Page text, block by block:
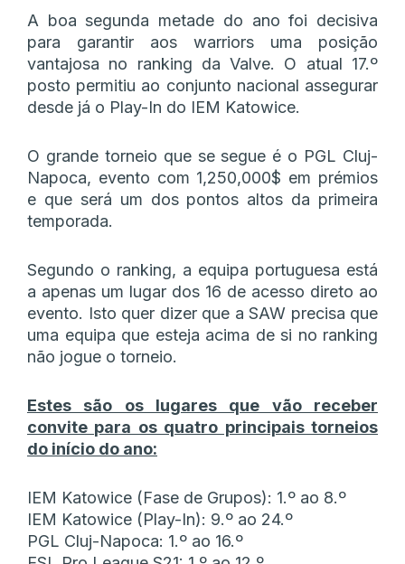
A boa segunda metade do ano foi decisiva
para garantir aos warriors uma posição
vantajosa no ranking da Valve. O atual 17.º
posto permitiu ao conjunto nacional assegurar
desde já o Play-In do IEM Katowice.
O grande torneio que se segue é o PGL Cluj-
Napoca, evento com 1,250,000$ em prémios
e que será um dos pontos altos da primeira
temporada.
Segundo o ranking, a equipa portuguesa está
a apenas um lugar dos 16 de acesso direto ao
evento. Isto quer dizer que a SAW precisa que
uma equipa que esteja acima de si no ranking
não jogue o torneio.
Estes são os lugares que vão receber
convite para os quatro principais torneios
do início do ano:
IEM Katowice (Fase de Grupos): 1.º ao 8.º
IEM Katowice (Play-In): 9.º ao 24.º
PGL Cluj-Napoca: 1.º ao 16.º